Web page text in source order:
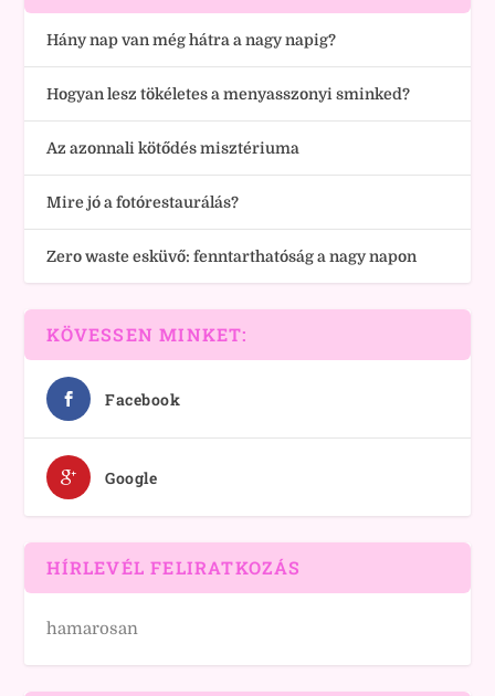
Hány nap van még hátra a nagy napig?
Hogyan lesz tökéletes a menyasszonyi sminked?
Az azonnali kötődés misztériuma
Mire jó a fotórestaurálás?
Zero waste esküvő: fenntarthatóság a nagy napon
KÖVESSEN MINKET:
Facebook
Google
HÍRLEVÉL FELIRATKOZÁS
hamarosan